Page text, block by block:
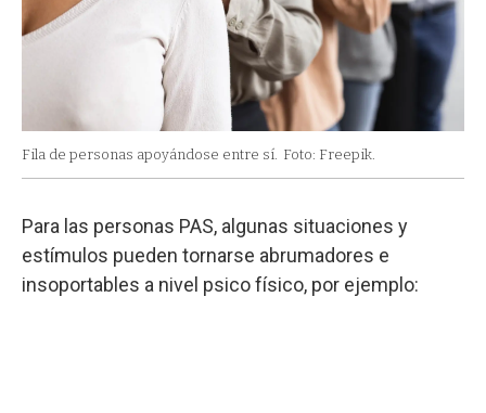
Fila de personas apoyándose entre sí. Foto: Freepik.
Para las personas PAS, algunas situaciones y
estímulos pueden tornarse abrumadores e
insoportables a nivel psico físico, por ejemplo: